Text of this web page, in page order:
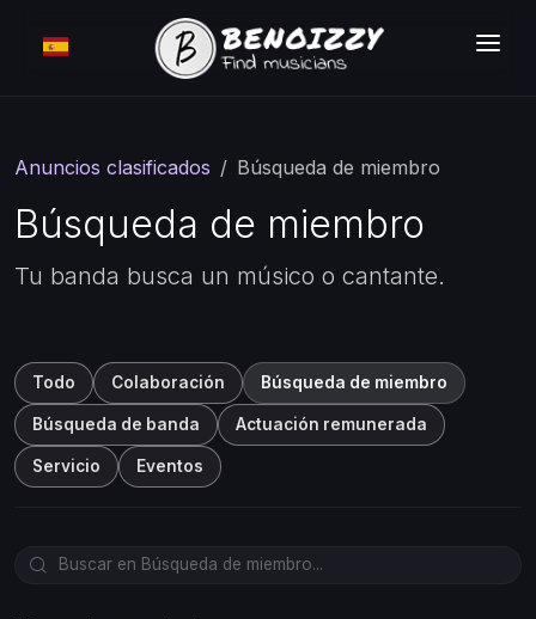
BUSCAR
CLASIFICADOS
TARIFAS
MEMBRESÍA GRATUITA
Anuncios clasificados Búsqueda de miembro
Búsqueda de miembro
Tu banda busca un músico o cantante.
Todo Colaboración Búsqueda de miembro
Búsqueda de banda Actuación remunerada
Servicio Eventos